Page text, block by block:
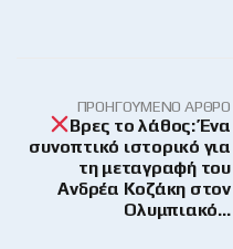
ΠΡΟΗΓΟΎΜΕΝΟ ΆΡΘΡΟ
Βρες το λάθος: Ένα
συνοπτικό ιστορικό για
τη μεταγραφή του
Ανδρέα Κοζάκη στον
Ολυμπιακό…